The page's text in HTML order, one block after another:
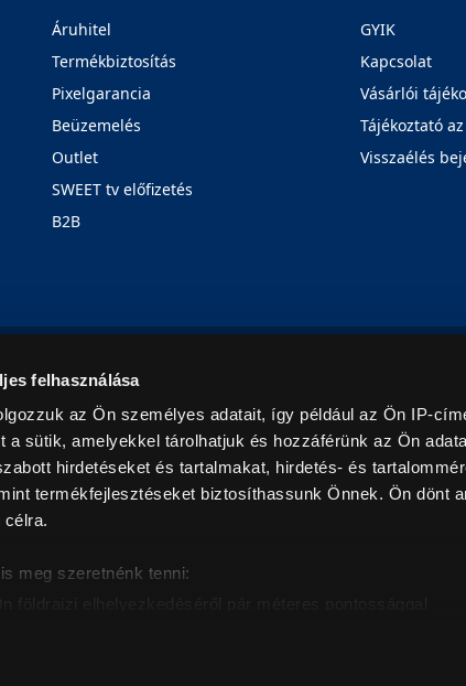
felhasználása
az Ön személyes adatait, így például az Ön IP-
a sütik, amelyekkel tárolhatjuk és hozzáférünk az Ön
hirdetéseket és tartalmakat, hirdetés- és
termékfejlesztéseket biztosíthassunk Önnek. Ön dönt
célra.
meg szeretnénk tenni:
Áruhitel
Termékbiztosítás
Pixelgarancia
Beüzemelés
Outlet
SWEET tv előfizetés
B2B
GYIK
Kapcsolat
Vásárlói
Tájékoztató
Visszaélés
Minden jog fenntartva! Euronics Műszaki Áruházlánc
leírások tájékoztató jellegűek, és nem minősülnek ajánlattételnek, az esetleges